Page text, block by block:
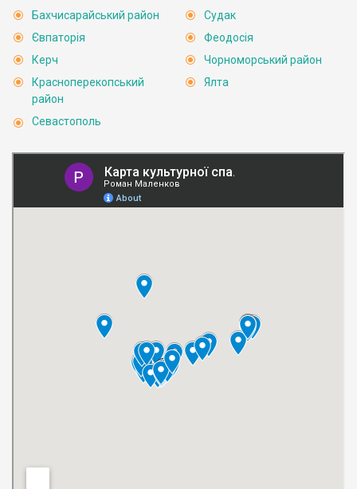
Бахчисарайський район
Євпаторія
Керч
Красноперекопський
район
Севастополь
Судак
Феодосія
Чорноморський район
Ялта